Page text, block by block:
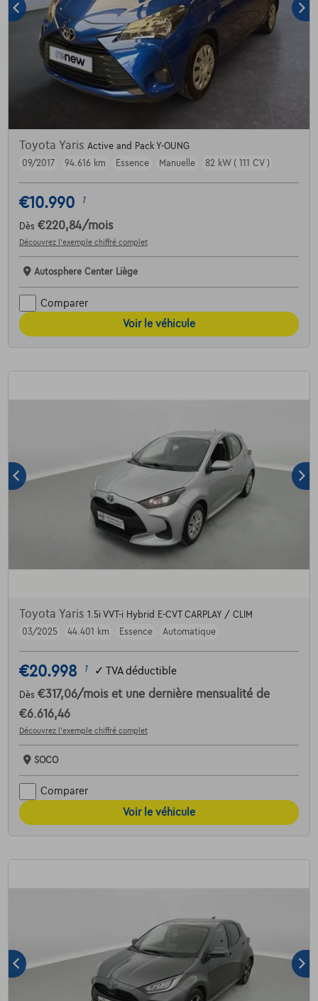
Toyota Yaris Active and Pack Y-OUNG
09/2017
94.616 km Essence Manuelle 82 kW ( 111 CV )
€10.990 1
Dès €220,84/mois
Découvrez l’exemple chiffré complet
Autosphere Center Liège
Comparer
Voir le véhicule
Toyota Yaris 1.5i VVT-i Hybrid E-CVT CARPLAY / CLIM
03/2025
44.401 km Essence Automatique
€20.998 1 ✓ TVA déductible
Dès €317,06/mois et une dernière mensualité de
€6.616,46
Découvrez l’exemple chiffré complet
SOCO
Comparer
Voir le véhicule